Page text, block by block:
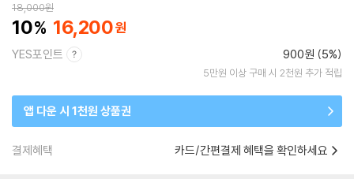
18,000원
10 16,200
YES포인트 900원 (5%)
5만원 이상 구매 시 2천원 추가 적립
앱 다운 시 1천원 상품권
결제혜택 카드/간편결제 혜택을 확인하세요